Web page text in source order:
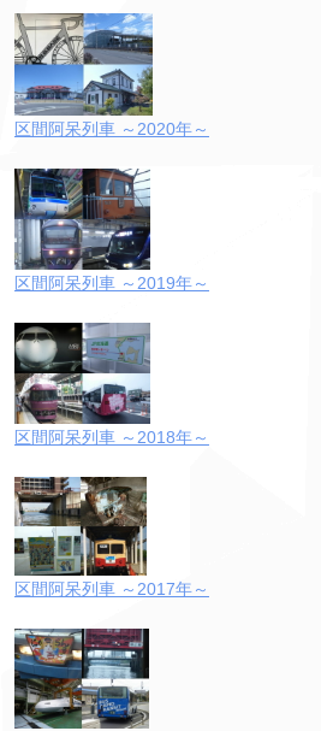
区間阿呆列車 ～2020年～
区間阿呆列車 ～2019年～
区間阿呆列車 ～2018年～
区間阿呆列車 ～2017年～